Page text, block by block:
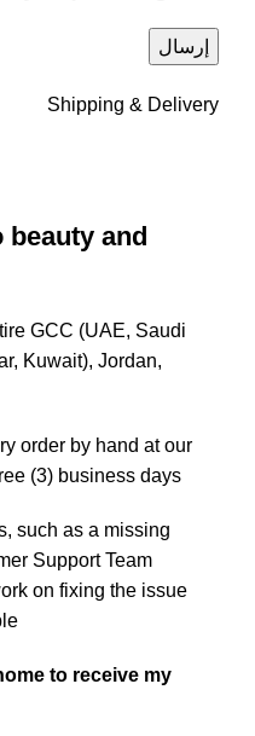
Shipping & Delivery
and
GCC (UAE, Saudi
Kuwait), Jordan,
order by hand at our
(3) business days.
such as a missing
Support Team
on fixing the issue
to receive my